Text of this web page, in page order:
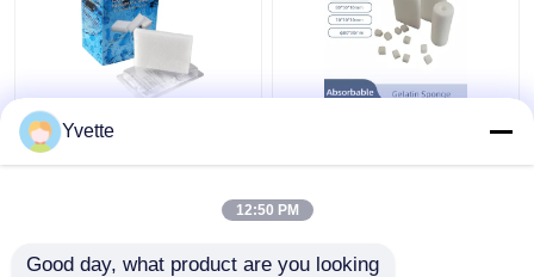
मेडिकल सर्जरी हेमोस्टैटिक
जिलेटिन स्पंज जिलेटिन स्पंज
दंत चिकित्सा हेमोस्टैटिक स्पंज
Yvette
12:50 PM
Good day, what product are you looking